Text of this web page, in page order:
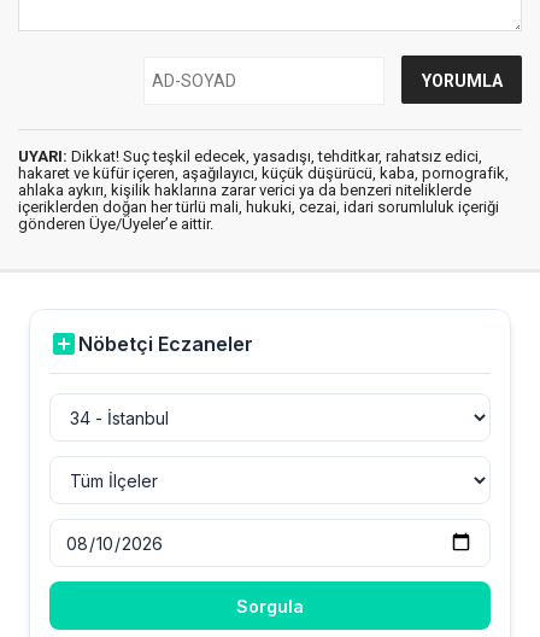
UYARI: Dikkat! Suç teşkil edecek, yasadışı, tehditkar, rahatsız edici,
hakaret ve küfür içeren, aşağılayıcı, küçük düşürücü, kaba, pornografik,
ahlaka aykırı, kişilik haklarına zarar verici ya da benzeri niteliklerde
içeriklerden doğan her türlü mali, hukuki, cezai, idari sorumluluk içeriği
gönderen Üye/Üyeler’e aittir.